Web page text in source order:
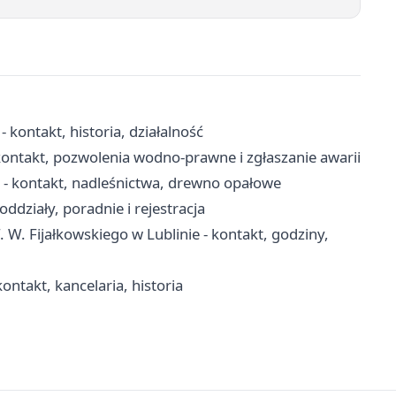
kontakt, historia, działalność
pozwolenia wodno-prawne i zgłaszanie awarii
kontakt, nadleśnictwa, drewno opałowe
poradnie i rejestracja
Fijałkowskiego w Lublinie - kontakt, godziny,
kancelaria, historia